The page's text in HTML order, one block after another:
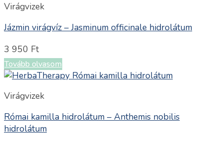
Virágvizek
Jázmin virágvíz – Jasminum officinale hidrolátum
3 950 Ft
Tovább olvasom
Virágvizek
Római kamilla hidrolátum – Anthemis nobilis
hidrolátum